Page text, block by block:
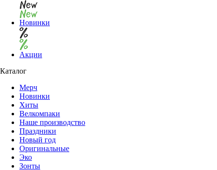
Новинки
Акции
Каталог
Мерч
Новинки
Хиты
Велкомпаки
Наше производство
Праздники
Новый год
Оригинальные
Эко
Зонты